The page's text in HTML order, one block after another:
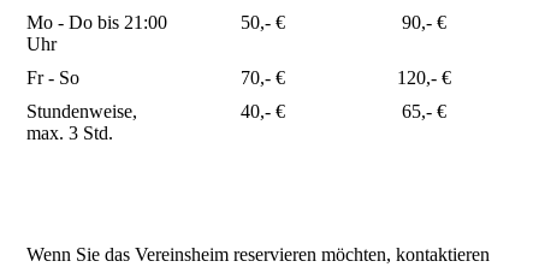
Mo - Do bis 21:00
Uhr
50,- € 90,- €
Fr - So 70,- €
120,- €
Stundenweise,
max. 3 Std.
40,- € 65,- €
Wenn Sie das Vereinsheim reservieren möchten, kontaktieren